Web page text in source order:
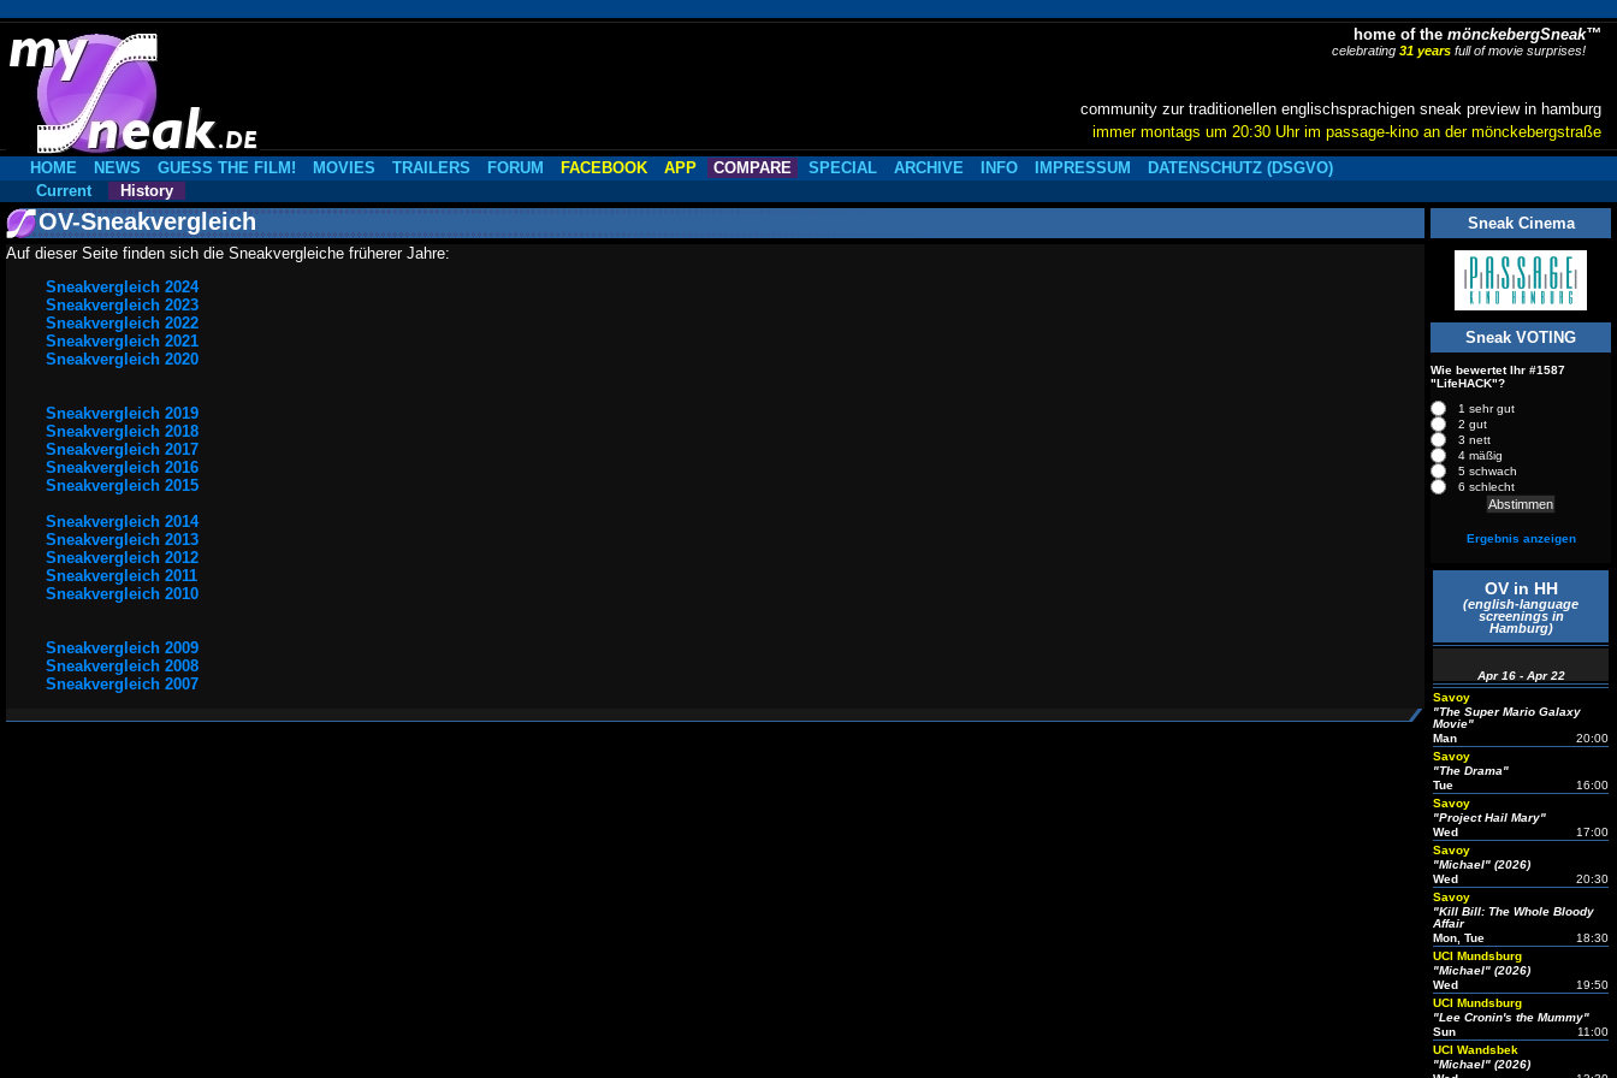
home of the mönckebergSneak™
celebrating 31 years full of movie surprises!
community zur traditionellen englischsprachigen sneak preview in hamburg
immer montags um 20:30 Uhr im passage-kino an der mönckebergstraße
HOME
NEWS GUESS THE FILM! MOVIES TRAILERS FORUM FACEBOOK APP COMPARE SPECIAL ARCHIVE INFO IMPRESSUM
DATENSCHUTZ (DSGVO)
Current
History
Sneak Cinema
Sneak VOTING
Wie bewertet Ihr #1587
"LifeHACK"?
1 sehr gut
2 gut
3 nett
4 mäßig
5 schwach
6 schlecht
Ergebnis anzeigen
OV in HH
(english-language
screenings in
Hamburg)
Apr 16 - Apr 22
Savoy
"The Super Mario Galaxy
Movie"
Man
20:00
Savoy
"The Drama"
Tue
16:00
Savoy
"Project Hail Mary"
Wed
17:00
Savoy
"Michael" (2026)
Wed
20:30
Savoy
"Kill Bill: The Whole Bloody
Affair
Mon, Tue
18:30
UCI Mundsburg
"Michael" (2026)
Wed
19:50
UCI Mundsburg
"Lee Cronin's the Mummy"
Sun
11:00
UCI Wandsbek
"Michael" (2026)
OV-Sneakvergleich
Auf dieser Seite finden sich die Sneakvergleiche früherer Jahre:
Sneakvergleich 2024
Sneakvergleich 2023
Sneakvergleich 2022
Sneakvergleich 2021
Sneakvergleich 2020
Sneakvergleich 2019
Sneakvergleich 2018
Sneakvergleich 2017
Sneakvergleich 2016
Sneakvergleich 2015
Sneakvergleich 2014
Sneakvergleich 2013
Sneakvergleich 2012
Sneakvergleich 2011
Sneakvergleich 2010
Sneakvergleich 2009
Sneakvergleich 2008
Sneakvergleich 2007